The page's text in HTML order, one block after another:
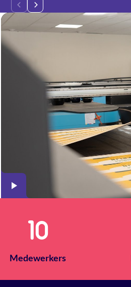
14
Medewerkers